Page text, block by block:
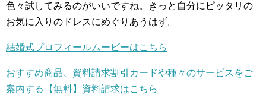
色々試してみるのがいいですね。きっと自分にピッタリの
お気に入りのドレスにめぐりあうはず。
結婚式プロフィールムービーはこちら
おすすめ商品、資料請求割引カードや種々のサービスをご
案内する【無料】資料請求はこちら